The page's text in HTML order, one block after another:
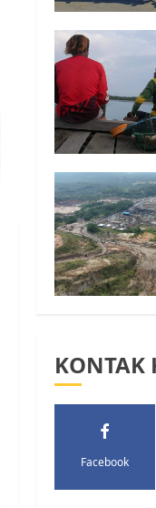
4
5
KONTAK
Facebook